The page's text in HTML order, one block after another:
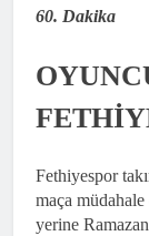
60. Dakika
Fethiyespor
maça
yerine